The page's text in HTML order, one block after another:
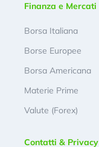
Finanza e Mercati
Borsa Italiana
Borse Europee
Borsa Americana
Materie Prime
Valute (Forex)
Contatti & Privacy